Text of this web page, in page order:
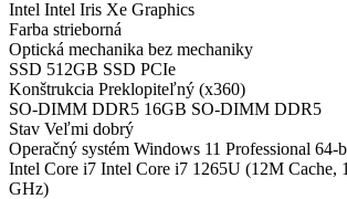
Intel Intel Iris Xe Graphics
Farba strieborná
Optická mechanika bez mechaniky
SSD 512GB SSD PCIe
Konštrukcia Preklopiteľný (x360)
SO-DIMM DDR5 16GB SO-DIMM DDR5
Stav Veľmi dobrý
Operačný systém Windows 11 Professional 64-
Intel Core i7 Intel Core i7 1265U (12M Cache,
GHz)